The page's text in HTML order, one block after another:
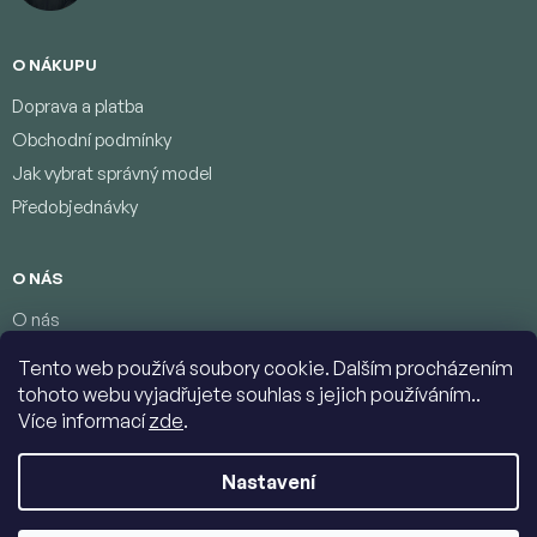
Tento web používá soubory cookie. Dalším procházením
tohoto webu vyjadřujete souhlas s jejich používáním..
Více informacízde.
Nastavení
O NÁKUPU
Doprava a platba
Obchodní podmínky
Jak vybrat správný model
Předobjednávky
O NÁS
O nás
Podmínky ochrany osobních údajů
Kontakty
Copyright 2026Jumbolino-model.com. Všechna práva vyhrazena.